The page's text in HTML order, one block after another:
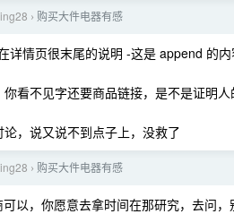
› 购买大件电器有感
详情页很末尾的说明 -这是 append 的
看不见字还要商品链接，是不是证明
，说又说不到点子上，没救了
› 购买大件电器有感
以，你愿意去拿时间在那研究，去问